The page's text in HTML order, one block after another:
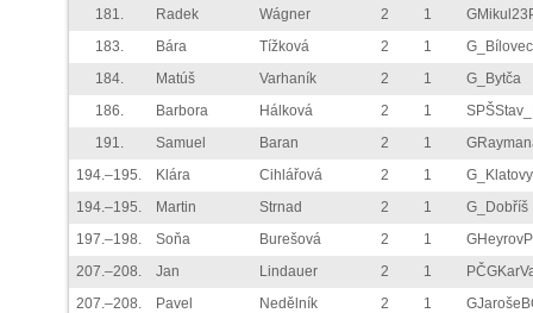
181.
Radek Wágner 2 1
183.
Bára Tížková 2 1
G_Bílovec
184.
Matúš Varhaník 2 1
G_Bytča
186.
Barbora Hálková 2 1
191.
Samuel Baran 2 1
194.–195.
Klára Cihlářová 2 1
G_Klatovy
194.–195.
Martin Strnad 2 1
G_Dobříš
197.–198.
Soňa Burešová 2 1
207.–208.
Jan Lindauer 2 1
207.–208.
Pavel Nedělník 2 1